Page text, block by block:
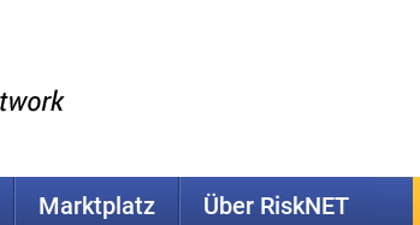
Marktplatz Über RiskNET